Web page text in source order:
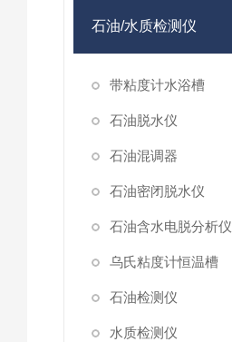
石油/水质检测仪
带粘度计水浴槽
石油脱水仪
石油混调器
石油密闭脱水仪
石油含水电脱分析仪
乌氏粘度计恒温槽
石油检测仪
水质检测仪